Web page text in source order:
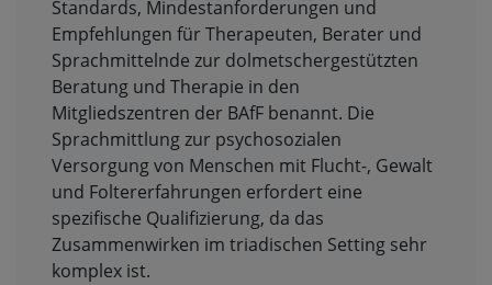
Standards, Mindestanforderungen und
Empfehlungen für Therapeuten, Berater und
Sprachmittelnde zur dolmetschergestützten
Beratung und Therapie in den
Mitgliedszentren der BAfF benannt. Die
Sprachmittlung zur psychosozialen
Versorgung von Menschen mit Flucht-, Gewalt
und Foltererfahrungen erfordert eine
spezifische Qualifizierung, da das
Zusammenwirken im triadischen Setting sehr
komplex ist.